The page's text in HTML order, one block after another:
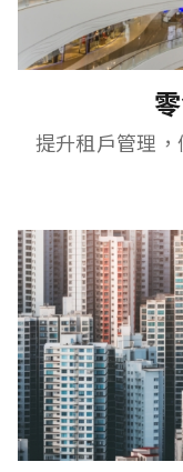
提升租戶管理